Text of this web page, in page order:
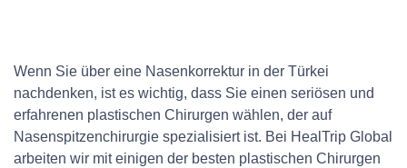
Wenn Sie über eine Nasenkorrektur in der Türkei
nachdenken, ist es wichtig, dass Sie einen seriösen und
erfahrenen plastischen Chirurgen wählen, der auf
Nasenspitzenchirurgie spezialisiert ist. Bei HealTrip Global
arbeiten wir mit einigen der besten plastischen Chirurgen